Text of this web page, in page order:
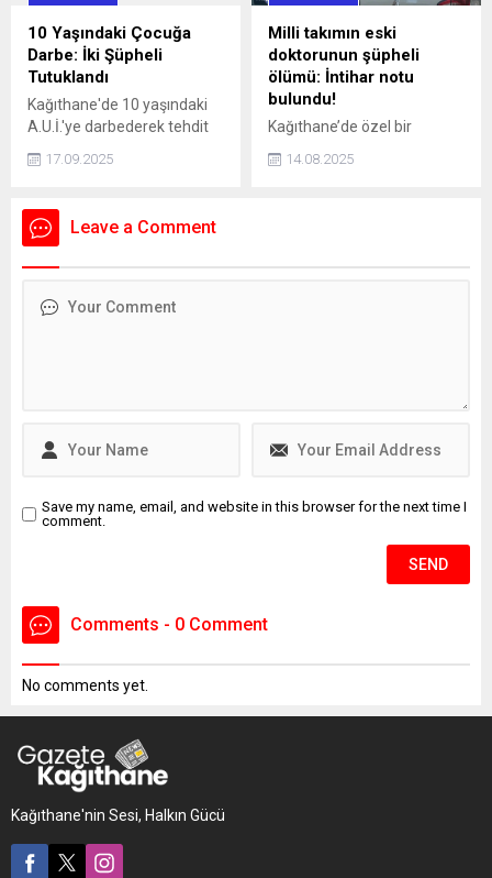
10 Yaşındaki Çocuğa
Darbe: İki Şüpheli
Tutuklandı
Kağıthane'de 10 yaşındaki
A.U.İ.'ye darbederek tehdit
eden ve kaçmaya çalışırken
bir aracın çarpmasına neden
yaşındaki E.S. gözaltına
alındı. Şüpheliler, adliyeye
17.09.2025
Milli takımın eski
doktorunun şüpheli
ölümü: İntihar notu
bulundu!
Kağıthane’de özel bir
hastanede Acil Tıp Uzmanı
olarak görev yapan doktor
intiharımı erteledim" yazılı
14.08.2025
Leave a Comment
Save my name, email, and website in this browser for the next time I
comment.
Comments - 0 Comment
No comments yet.
Kağıthane'nin Sesi, Halkın Gücü